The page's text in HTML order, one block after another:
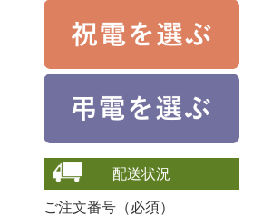
配送状況
ご注文番号（必須）